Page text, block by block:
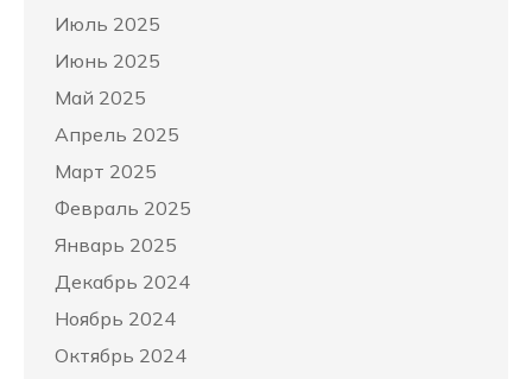
Июль 2025
Июнь 2025
Май 2025
Апрель 2025
Март 2025
Февраль 2025
Январь 2025
Декабрь 2024
Ноябрь 2024
Октябрь 2024